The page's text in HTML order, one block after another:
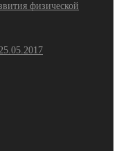
физической